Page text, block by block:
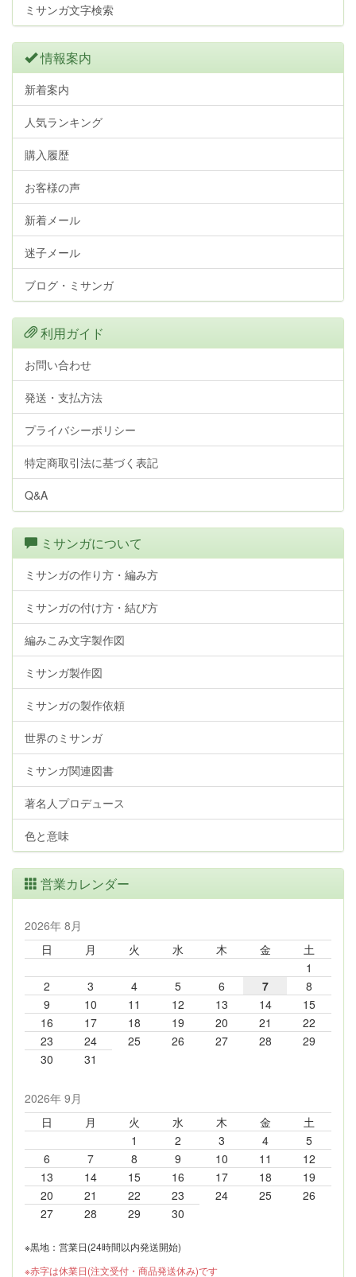
ミサンガ文字検索
情報案内
新着案内
人気ランキング
購入履歴
お客様の声
新着メール
迷子メール
ブログ・ミサンガ
利用ガイド
お問い合わせ
発送・支払方法
プライバシーポリシー
特定商取引法に基づく表記
Q&A
ミサンガについて
ミサンガの作り方・編み方
ミサンガの付け方・結び方
編みこみ文字製作図
ミサンガ製作図
ミサンガの製作依頼
世界のミサンガ
ミサンガ関連図書
著名人プロデュース
色と意味
営業カレンダー
2026年 8月
日
月 火 水 木 金
土
1
2
3 4 5 6 7
8
9
10 11 12 13 14
15
16
17 18 19 20 21
22
23
24 25 26 27 28
29
30
31
2026年 9月
日
月 火 水 木 金
土
1
2 3 4
5
6
7 8 9 10 11
12
13
14 15 16 17 18
19
20
21 22 23 24 25
26
27
28 29 30
※黒地：営業日(24時間以内発送開始)
※赤字は休業日(注文受付・商品発送休み)です